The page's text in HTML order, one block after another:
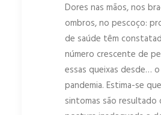
Dores nas mãos, nos
ombros, no pescoço:
de saúde têm
número crescente de
essas queixas desde…
pandemia. Estima-se
sintomas são